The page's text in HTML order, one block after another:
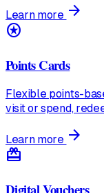
Learn more arrow_forward
stars
Points Cards
Flexible points-
visit or spend,
Learn more arrow_forward
redeem